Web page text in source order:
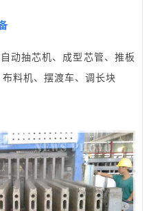
动抽芯机、成型芯管、推板
料机、摆渡车、调长块